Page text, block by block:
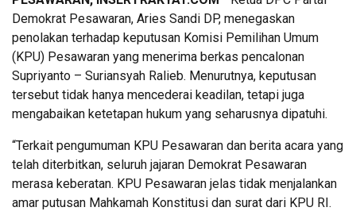
Demokrat Pesawaran, Aries Sandi DP, menegaskan
penolakan terhadap keputusan Komisi Pemilihan Umum
(KPU) Pesawaran yang menerima berkas pencalonan
Supriyanto – Suriansyah Ralieb. Menurutnya, keputusan
tersebut tidak hanya mencederai keadilan, tetapi juga
mengabaikan ketetapan hukum yang seharusnya dipatuhi.
“Terkait pengumuman KPU Pesawaran dan berita acara yang
telah diterbitkan, seluruh jajaran Demokrat Pesawaran
merasa keberatan. KPU Pesawaran jelas tidak menjalankan
amar putusan Mahkamah Konstitusi dan surat dari KPU RI.